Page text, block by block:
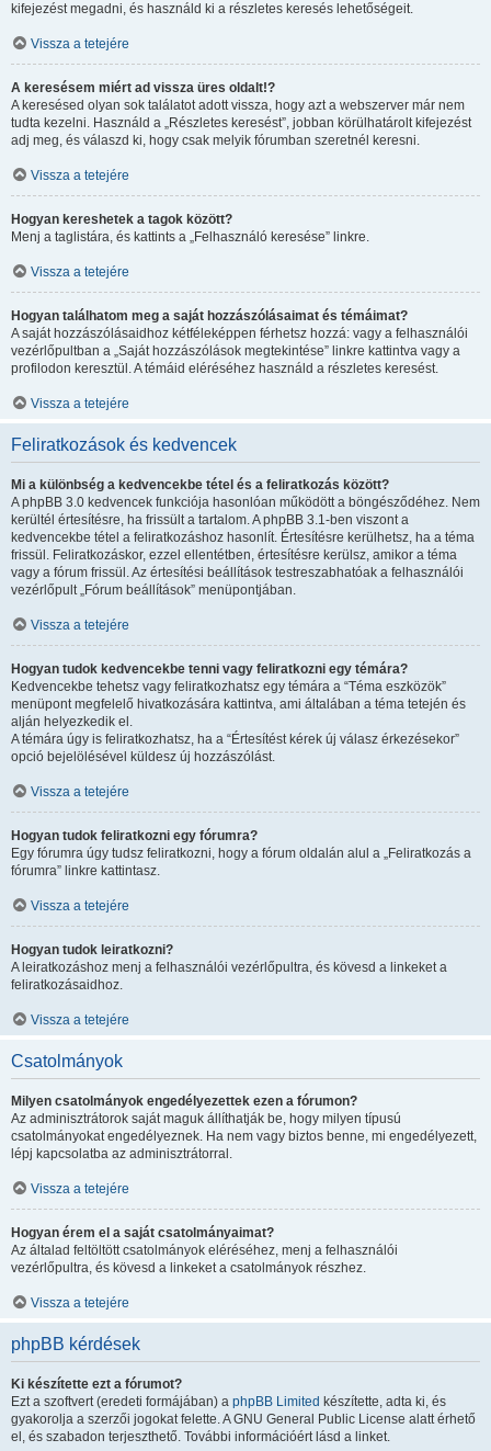
kifejezést megadni, és használd ki a részletes keresés lehetőségeit.
Vissza a tetejére
A keresésem miért ad vissza üres oldalt!?
A keresésed olyan sok találatot adott vissza, hogy azt a webszerver már nem
tudta kezelni. Használd a „Részletes keresést”, jobban körülhatárolt kifejezést
adj meg, és válaszd ki, hogy csak melyik fórumban szeretnél keresni.
Vissza a tetejére
Hogyan kereshetek a tagok között?
Menj a taglistára, és kattints a „Felhasználó keresése” linkre.
Vissza a tetejére
Hogyan találhatom meg a saját hozzászólásaimat és témáimat?
A saját hozzászólásaidhoz kétféleképpen férhetsz hozzá: vagy a felhasználói
vezérlőpultban a „Saját hozzászólások megtekintése” linkre kattintva vagy a
profilodon keresztül. A témáid eléréséhez használd a részletes keresést.
Vissza a tetejére
Feliratkozások és kedvencek
Mi a különbség a kedvencekbe tétel és a feliratkozás között?
A phpBB 3.0 kedvencek funkciója hasonlóan működött a böngésződéhez. Nem
kerültél értesítésre, ha frissült a tartalom. A phpBB 3.1-ben viszont a
kedvencekbe tétel a feliratkozáshoz hasonlít. Értesítésre kerülhetsz, ha a téma
frissül. Feliratkozáskor, ezzel ellentétben, értesítésre kerülsz, amikor a téma
vagy a fórum frissül. Az értesítési beállítások testreszabhatóak a felhasználói
vezérlőpult „Fórum beállítások” menüpontjában.
Vissza a tetejére
Hogyan tudok kedvencekbe tenni vagy feliratkozni egy témára?
Kedvencekbe tehetsz vagy feliratkozhatsz egy témára a “Téma eszközök”
menüpont megfelelő hivatkozására kattintva, ami általában a téma tetején és
alján helyezkedik el.
A témára úgy is feliratkozhatsz, ha a “Értesítést kérek új válasz érkezésekor”
opció bejelölésével küldesz új hozzászólást.
Vissza a tetejére
Hogyan tudok feliratkozni egy fórumra?
Egy fórumra úgy tudsz feliratkozni, hogy a fórum oldalán alul a „Feliratkozás a
fórumra” linkre kattintasz.
Vissza a tetejére
Hogyan tudok leiratkozni?
A leiratkozáshoz menj a felhasználói vezérlőpultra, és kövesd a linkeket a
feliratkozásaidhoz.
Vissza a tetejére
Csatolmányok
Milyen csatolmányok engedélyezettek ezen a fórumon?
Az adminisztrátorok saját maguk állíthatják be, hogy milyen típusú
csatolmányokat engedélyeznek. Ha nem vagy biztos benne, mi engedélyezett,
lépj kapcsolatba az adminisztrátorral.
Vissza a tetejére
Hogyan érem el a saját csatolmányaimat?
Az általad feltöltött csatolmányok eléréséhez, menj a felhasználói
vezérlőpultra, és kövesd a linkeket a csatolmányok részhez.
Vissza a tetejére
phpBB kérdések
Ki készítette ezt a fórumot?
Ezt a szoftvert (eredeti formájában) a phpBB Limited készítette, adta ki, és
gyakorolja a szerzői jogokat felette. A GNU General Public License alatt érhető
el, és szabadon terjeszthető. További információért lásd a linket.